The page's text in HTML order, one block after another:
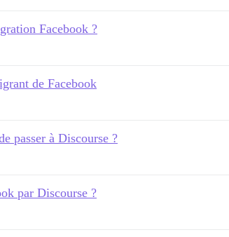
Facebook ?
de Facebook
passer à Discourse ?
par Discourse ?